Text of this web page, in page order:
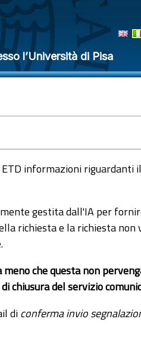
l’Università di Pisa
informazioni riguardanti
gestita dall'IA per
richiesta e la richiesta non
che questa non
del servizio
diconferma invio